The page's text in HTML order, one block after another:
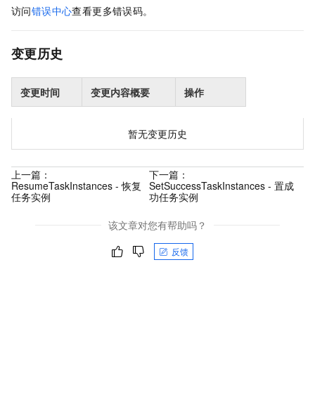
访问错误中心查看更多错误码。
变更历史
变更时间 变更内容概要 操作
暂无变更历史
上一篇：
ResumeTaskInstances - 恢复
任务实例
下一篇：
SetSuccessTaskInstances - 置成
功任务实例
该文章对您有帮助吗？
反馈